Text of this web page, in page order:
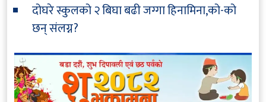
दोघरे स्कुलको २ बिघा बढी जग्गा हिनामिना,को-को
छन् संलग्न?